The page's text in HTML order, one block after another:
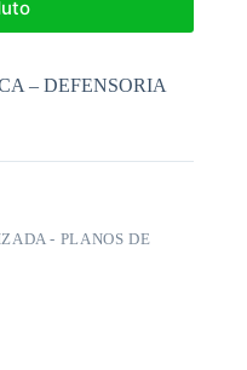
– DEFENSORIA
- PLANOS DE